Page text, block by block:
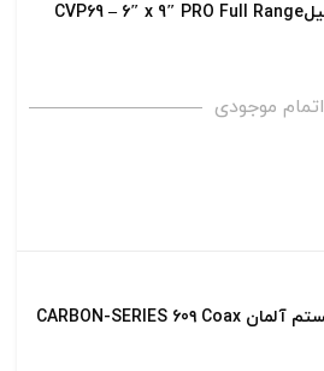
فول رنج۹*۶ سروین وگاموبیلCVP69 – 6″ x 9″ PRO Full Range
اتمام موجودی
بلندگوبیضی۶۰۹ آئودیوسیستم آلمان CARBON-SERIES 60۹ Coax